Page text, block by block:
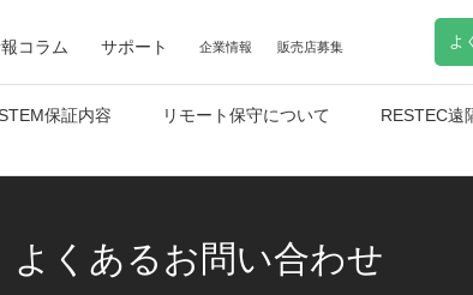
コラム サポート 企業情報 販売店募集 よ
保証内容 リモート保守について RESTEC遠
よくあるお問い合わせ